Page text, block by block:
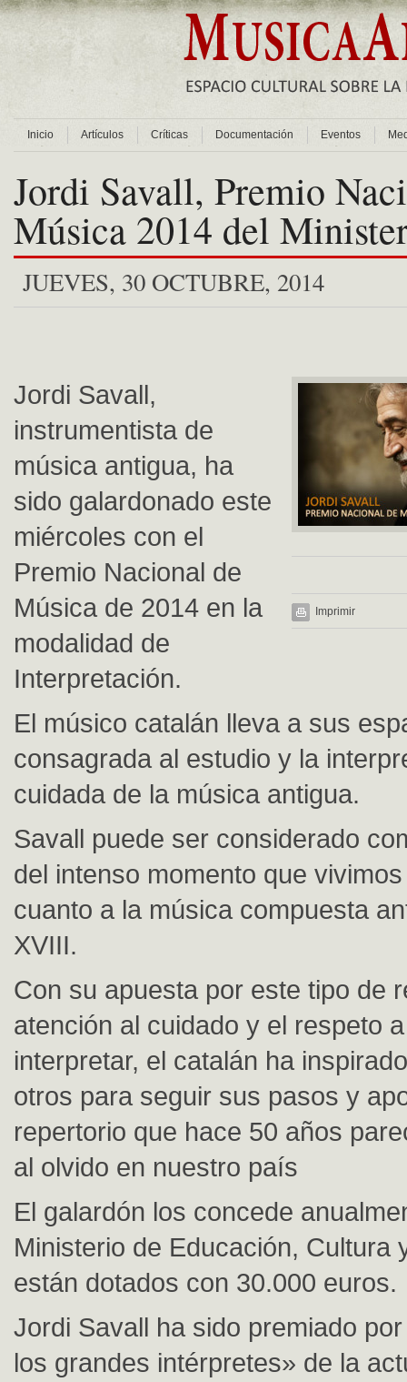
Inicio Artículos Críticas Documentación Eventos
Jordi Savall, Premio
Música 2014 del
JUEVES, 30 OCTUBRE, 2014
Imprimir
Jordi Savall,
instrumentista de
música antigua, ha
sido galardonado este
miércoles con el
Premio Nacional de
Música de 2014 en la
modalidad de
Interpretación.
El músico catalán lleva a sus
consagrada al estudio y la
cuidada de la música antigua.
Savall puede ser considerado
del intenso momento que
cuanto a la música compuesta
XVIII.
Con su apuesta por este tipo de
atención al cuidado y el respeto
interpretar, el catalán ha
otros para seguir sus pasos y
repertorio que hace 50 años
al olvido en nuestro país
El galardón los concede
Ministerio de Educación, Cultura
están dotados con 30.000 euros.
Jordi Savall ha sido premiado
los grandes intérpretes» de la